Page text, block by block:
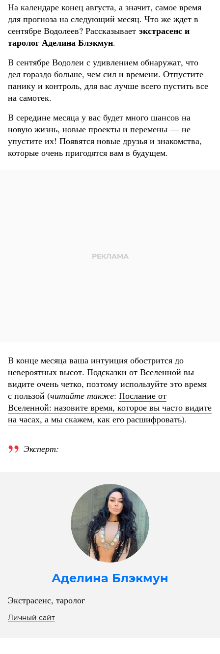
На календаре конец августа, а значит, самое время
для прогноза на следующий месяц. Что же ждет в
сентябре Водолеев? Рассказывает экстрасенс и
таролог Аделина Блэкмун.
В сентябре Водолеи с удивлением обнаружат, что
дел гораздо больше, чем сил и времени. Отпустите
панику и контроль, для вас лучше всего пустить все
на самотек.
В середине месяца у вас будет много шансов на
новую жизнь, новые проекты и перемены — не
упустите их! Появятся новые друзья и знакомства,
которые очень пригодятся вам в будущем.
В конце месяца ваша интуиция обострится до
невероятных высот. Подсказки от Вселенной вы
видите очень четко, поэтому используйте это время
с пользой (читайте также: Послание от
Вселенной: назовите время, которое вы часто видите
на часах, а мы скажем, как его расшифровать).
Эксперт:
Аделина Блэкмун
Экстрасенс, таролог
Личный сайт